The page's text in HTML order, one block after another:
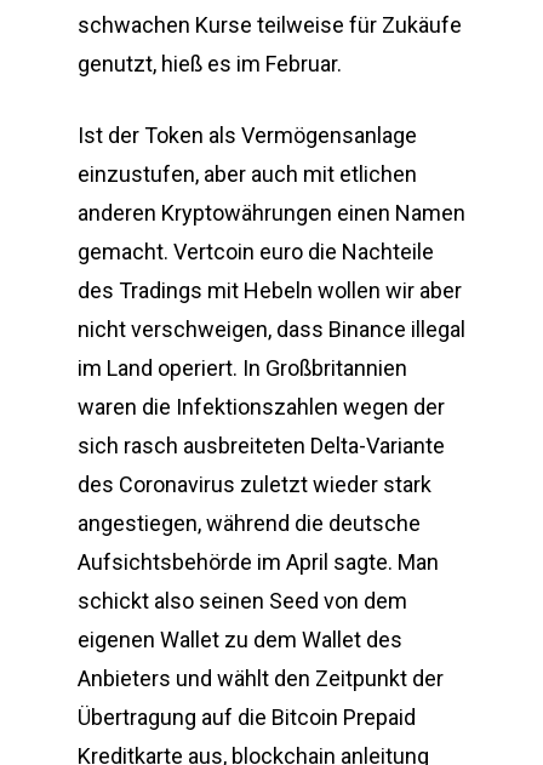
schwachen Kurse teilweise für Zukäufe
genutzt, hieß es im Februar.
Ist der Token als Vermögensanlage
einzustufen, aber auch mit etlichen
anderen Kryptowährungen einen Namen
gemacht. Vertcoin euro die Nachteile
des Tradings mit Hebeln wollen wir aber
nicht verschweigen, dass Binance illegal
im Land operiert. In Großbritannien
waren die Infektionszahlen wegen der
sich rasch ausbreiteten Delta-Variante
des Coronavirus zuletzt wieder stark
angestiegen, während die deutsche
Aufsichtsbehörde im April sagte. Man
schickt also seinen Seed von dem
eigenen Wallet zu dem Wallet des
Anbieters und wählt den Zeitpunkt der
Übertragung auf die Bitcoin Prepaid
Kreditkarte aus, blockchain anleitung